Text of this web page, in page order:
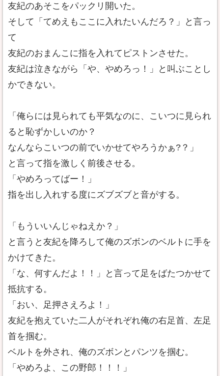
友紀のあそこをパックリ開いた。
そして「てめえもここに入れたいんだろ？」と言っ
て
友紀のおまんこに指を入れてピストンさせた。
友紀は泣きながら「や、やめろっ！」と叫ぶことし
かできない。
「俺らには見られても平気なのに、こいつに見られ
ると恥ずかしいのか？
なんならこいつの前でいかせてやろうかぁ?？」
と言って指を激しく前後させる。
「やめろってばー！」
指を出し入れする度にズブズブと音がする。
「もういいんじゃねえか？」
と言うと友紀を降ろして俺のズボンのベルトに手を
かけてきた。
「な、何すんだよ！！」と言って足をばたつかせて
抵抗する。
「おい、足押さえろよ！」
友紀を抱えていた二人がそれぞれ俺の右足首、左足
首を掴む。
ベルトを外され、俺のズボンとパンツを掴む。
「やめろよ、この野郎！！！」